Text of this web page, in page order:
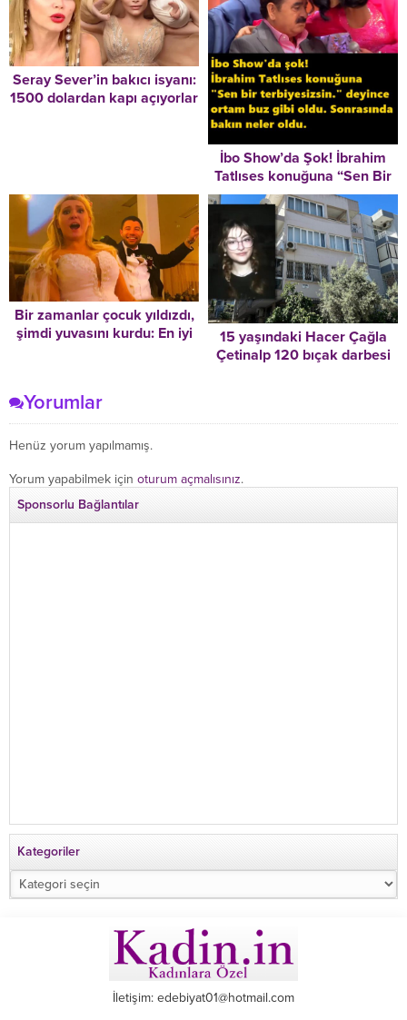
Seray Sever’in bakıcı isyanı:
1500 dolardan kapı açıyorlar
İbo Show’da Şok! İbrahim
Tatlıses konuğuna “Sen Bir
Terbiyesizsin.”
Bir zamanlar çocuk yıldızdı,
şimdi yuvasını kurdu: En iyi
15 yaşındaki Hacer Çağla
Çetinalp 120 bıçak darbesi
Yorumlar
Henüz yorum yapılmamış.
Yorum yapabilmek için oturum açmalısınız.
Sponsorlu Bağlantılar
Kategoriler
Kategoriler
İletişim: edebiyat01@hotmail.com